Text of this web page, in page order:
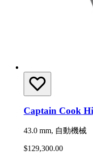
Captain Cook
43.0 mm, 自動機械
$129,300.00